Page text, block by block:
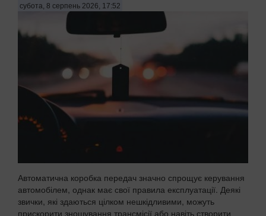
субота, 8 серпень 2026, 17:52
Автоматична коробка передач значно спрощує керування
автомобілем, однак має свої правила експлуатації. Деякі
звички, які здаються цілком нешкідливими, можуть
прискорити зношування трансмісії або навіть створити